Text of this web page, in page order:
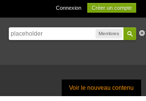
Connexion Créer un compte
Membres
Voir le nouveau contenu